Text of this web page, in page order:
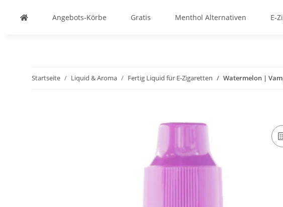
Angebots-Körbe Gratis Menthol Alternativen E-
Startseite Liquid & Aroma Fertig Liquid für E-Zigaretten Watermelon |